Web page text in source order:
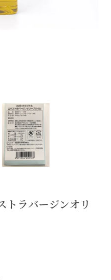
トラバージンオリ